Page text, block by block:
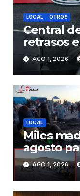
LOCAL OTROS
Central
retrasos
de Agua
Juliaca
AGO 1, 2026
LOCAL
Miles
agosto
realizar
riqueza y
AGO 1, 2026